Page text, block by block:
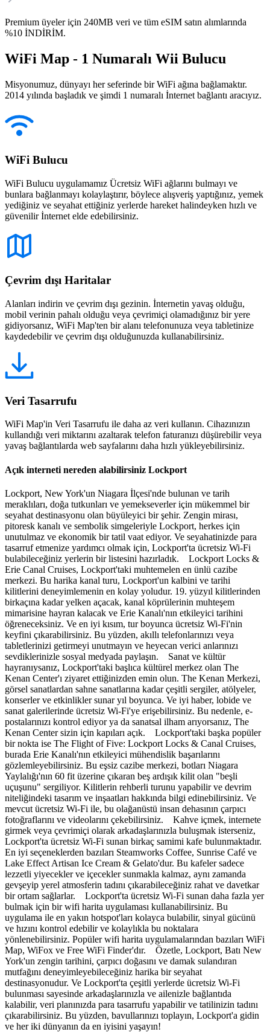
Premium üyeler için 240MB veri ve tüm eSIM satın alımlarında
%10 İNDİRİM.
WiFi Map - 1 Numaralı Wii Bulucu
Misyonumuz, dünyayı her seferinde bir WiFi ağına bağlamaktır.
2014 yılında başladık ve şimdi 1 numaralı İnternet bağlantı aracıyız.
WiFi Bulucu
WiFi Bulucu uygulamamız Ücretsiz WiFi ağlarını bulmayı ve
bunlara bağlanmayı kolaylaştırır, böylece alışveriş yaptığınız, yemek
yediğiniz ve seyahat ettiğiniz yerlerde hareket halindeyken hızlı ve
güvenilir İnternet elde edebilirsiniz.
Çevrim dışı Haritalar
Alanları indirin ve çevrim dışı gezinin. İnternetin yavaş olduğu,
mobil verinin pahalı olduğu veya çevrimiçi olamadığınız bir yere
gidiyorsanız, WiFi Map'ten bir alanı telefonunuza veya tabletinize
kaydedebilir ve çevrim dışı olduğunuzda kullanabilirsiniz.
Veri Tasarrufu
WiFi Map'in Veri Tasarrufu ile daha az veri kullanın. Cihazınızın
kullandığı veri miktarını azaltarak telefon faturanızı düşürebilir veya
yavaş bağlantılarda web sayfalarını daha hızlı yükleyebilirsiniz.
Açık interneti nereden alabilirsiniz Lockport
Lockport, New York'un Niagara İlçesi'nde bulunan ve tarih
meraklıları, doğa tutkunları ve yemekseverler için mükemmel bir
seyahat destinasyonu olan büyüleyici bir şehir. Zengin mirası,
pitoresk kanalı ve sembolik simgeleriyle Lockport, herkes için
unutulmaz ve ekonomik bir tatil vaat ediyor. Ve seyahatinizde para
tasarruf etmenize yardımcı olmak için, Lockport'ta ücretsiz Wi-Fi
bulabileceğiniz yerlerin bir listesini hazırladık. Lockport Locks &
Erie Canal Cruises, Lockport'taki muhtemelen en ünlü cazibe
merkezi. Bu harika kanal turu, Lockport'un kalbini ve tarihi
kilitlerini deneyimlemenin en kolay yoludur. 19. yüzyıl kilitlerinden
birkaçına kadar yelken açacak, kanal köprülerinin muhteşem
mimarisine hayran kalacak ve Erie Kanalı'nın etkileyici tarihini
öğreneceksiniz. Ve en iyi kısım, tur boyunca ücretsiz Wi-Fi'nin
keyfini çıkarabilirsiniz. Bu yüzden, akıllı telefonlarınızı veya
tabletlerinizi getirmeyi unutmayın ve heyecan verici anlarınızı
sevdiklerinizle sosyal medyada paylaşın. Sanat ve kültür
hayranıysanız, Lockport'taki başlıca kültürel merkez olan The
Kenan Center'ı ziyaret ettiğinizden emin olun. The Kenan Merkezi,
görsel sanatlardan sahne sanatlarına kadar çeşitli sergiler, atölyeler,
konserler ve etkinlikler sunar yıl boyunca. Ve iyi haber, lobide ve
sanat galerilerinde ücretsiz Wi-Fi'ye erişebilirsiniz. Bu nedenle, e-
postalarınızı kontrol ediyor ya da sanatsal ilham arıyorsanız, The
Kenan Center sizin için kapıları açık. Lockport'taki başka popüler
bir nokta ise The Flight of Five: Lockport Locks & Canal Cruises,
burada Erie Kanalı'nın etkileyici mühendislik başarılarını
gözlemleyebilirsiniz. Bu eşsiz cazibe merkezi, botları Niagara
Yaylalığı'nın 60 ​​fit üzerine çıkaran beş ardışık kilit olan "beşli
uçuşunu" sergiliyor. Kilitlerin rehberli turunu yapabilir ve devrim
niteliğindeki tasarım ve inşaatları hakkında bilgi edinebilirsiniz. Ve
mevcut ücretsiz Wi-Fi ile, bu olağanüstü insan dehasının çarpıcı
fotoğraflarını ve videolarını çekebilirsiniz. Kahve içmek, internete
girmek veya çevrimiçi olarak arkadaşlarınızla buluşmak isterseniz,
Lockport'ta ücretsiz Wi-Fi sunan birkaç samimi kafe bulunmaktadır.
En iyi seçeneklerden bazıları Steamworks Coffee, Sunrise Café ve
Lake Effect Artisan Ice Cream & Gelato'dur. Bu kafeler sadece
lezzetli yiyecekler ve içecekler sunmakla kalmaz, aynı zamanda
gevşeyip yerel atmosferin tadını çıkarabileceğiniz rahat ve davetkar
bir ortam sağlarlar. Lockport'ta ücretsiz Wi-Fi sunan daha fazla yer
bulmak için bir wifi harita uygulaması kullanabilirsiniz. Bu
uygulama ile en yakın hotspot'ları kolayca bulabilir, sinyal gücünü
ve hızını kontrol edebilir ve kolaylıkla bu noktalara
yönlenebilirsiniz. Popüler wifi harita uygulamalarından bazıları WiFi
Map, WiFox ve Free WiFi Finder'dır. Özetle, Lockport, Batı New
York'un zengin tarihini, çarpıcı doğasını ve damak sulandıran
mutfağını deneyimleyebileceğiniz harika bir seyahat
destinasyonudur. Ve Lockport'ta çeşitli yerlerde ücretsiz Wi-Fi
bulunması sayesinde arkadaşlarınızla ve ailenizle bağlantıda
kalabilir, veri planınızda para tasarrufu yapabilir ve tatilinizin tadını
çıkarabilirsiniz. Bu yüzden, bavullarınızı toplayın, Lockport'a gidin
ve her iki dünyanın da en iyisini yaşayın!